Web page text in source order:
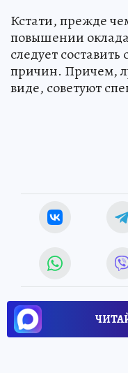
Кстати, прежде
повышении
следует
причин. Причем,
виде, советуют